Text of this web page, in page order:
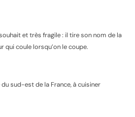
et très fragile : il tire son nom de la
qui coule lorsqu’on le coupe.
sud-est de la France, à cuisiner